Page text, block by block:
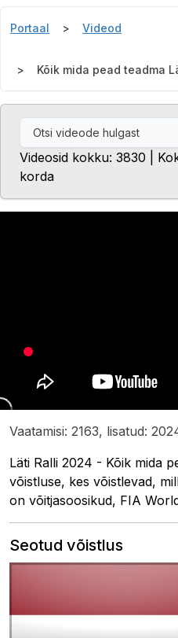
Portaal Videod
Kõik mida pead teadma
Videosid kokku: 3830 |
korda
Vaatamisi: 2163, lisatud:
Läti Ralli 2024 - Kõik mida
võistluse, kes võistlevad,
on võitjasoosikud, FIA
Seotud võistlus